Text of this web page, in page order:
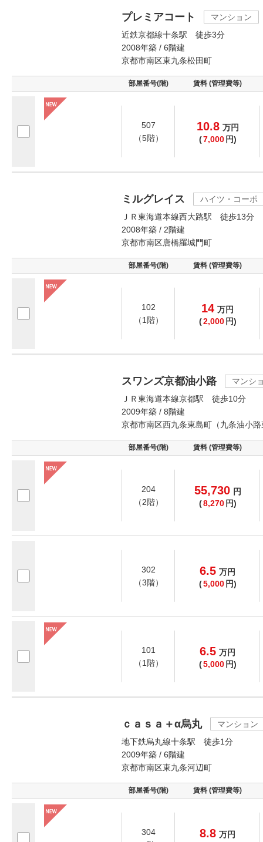
プレミアコート
マンション
近鉄京都線十条駅 徒歩3分
2008年築 / 6階建
京都市南区東九条松田町
部屋番号(階) 賃料 (管理費等)
507
（5階）
10.8 万円
(7,000 円)
ミルグレイス
ハイツ・コーポ
ＪＲ東海道本線西大路駅 徒歩13分
2008年築 / 2階建
京都市南区唐橋羅城門町
部屋番号(階) 賃料 (管理費等)
102
（1階）
14 万円
(2,000 円)
スワンズ京都油小路
マンシ
ＪＲ東海道本線京都駅 徒歩10分
2009年築 / 8階建
京都市南区西九条東島町（九条油小
部屋番号(階) 賃料 (管理費等)
204
（2階）
55,730 円
(8,270 円)
302
（3階）
6.5 万円
(5,000 円)
101
（1階）
6.5 万円
(5,000 円)
ｃａｓａ＋α烏丸
マンション
地下鉄烏丸線十条駅 徒歩1分
2009年築 / 6階建
京都市南区東九条河辺町
部屋番号(階) 賃料 (管理費等)
304
8.8 万円